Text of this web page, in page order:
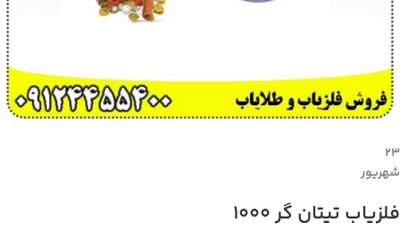
۲۳
شهریور
فلزیاب تیتان گر 1000